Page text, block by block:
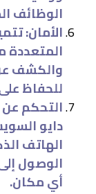
الوظائف
الأمان:
المتعددة
والكشف
للحفاظ
التحكم
دايو
الهاتف
الوصول
أي مكان.